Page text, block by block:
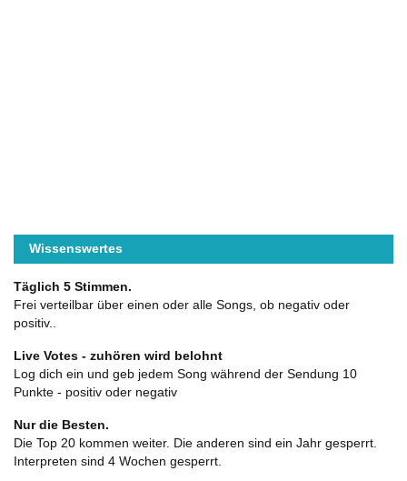
Wissenswertes
Täglich 5 Stimmen.
Frei verteilbar über einen oder alle Songs, ob negativ oder
positiv..
Live Votes - zuhören wird belohnt
Log dich ein und geb jedem Song während der Sendung 10
Punkte - positiv oder negativ
Nur die Besten.
Die Top 20 kommen weiter. Die anderen sind ein Jahr gesperrt.
Interpreten sind 4 Wochen gesperrt.